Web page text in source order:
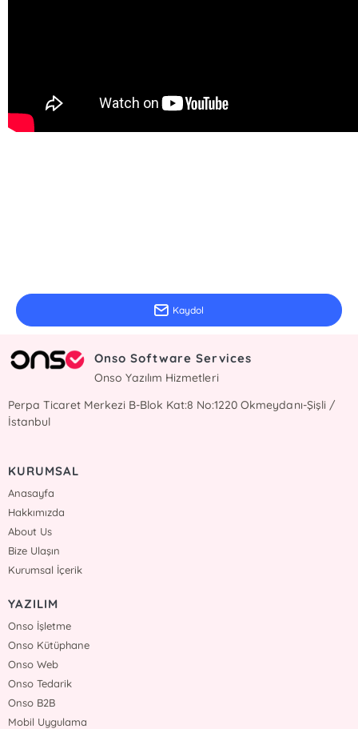
Kaydol
Onso Software Services
Onso Yazılım Hizmetleri
Perpa Ticaret Merkezi B-Blok Kat:8 No:1220 Okmeydanı-Şişli /
İstanbul
KURUMSAL
Anasayfa
Hakkımızda
About Us
Bize Ulaşın
Kurumsal İçerik
YAZILIM
Onso İşletme
Onso Kütüphane
Onso Web
Onso Tedarik
Onso B2B
Mobil Uygulama